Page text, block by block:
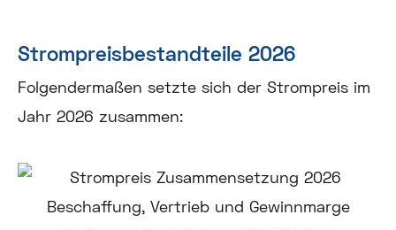
Strompreisbestandteile 2026
Folgendermaßen setzte sich der Strompreis im
Jahr 2026 zusammen: